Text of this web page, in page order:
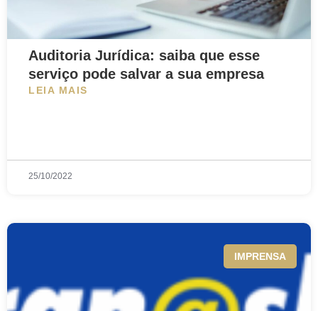
Auditoria Jurídica: saiba que esse
serviço pode salvar a sua empresa
LEIA MAIS
25/10/2022
IMPRENSA